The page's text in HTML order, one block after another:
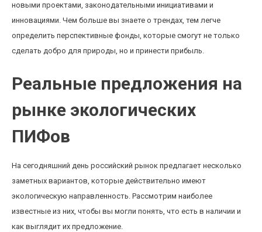
новыми проектами, законодательными инициативами и
инновациями. Чем больше вы знаете о трендах, тем легче
определить перспективные фонды, которые смогут не только
сделать добро для природы, но и принести прибыль.
Реальные предложения на
рынке экологических
ПИФов
На сегодняшний день российский рынок предлагает несколько
заметных вариантов, которые действительно имеют
экологическую направленность. Рассмотрим наиболее
известные из них, чтобы вы могли понять, что есть в наличии и
как выглядит их предложение.